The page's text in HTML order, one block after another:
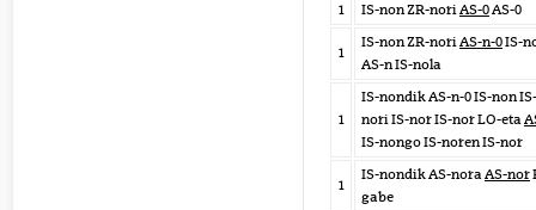
1
IS-non ZR-noriAS-0AS-0
1
IS-non ZR-noriAS-n-0IS-
AS-n IS-nola
1
IS-nondik AS-n-0 IS-non IS-
nori IS-nor IS-nor LO-eta
IS-nongo IS-noren IS-nor
1
IS-nondik AS-noraAS-nor
gabe